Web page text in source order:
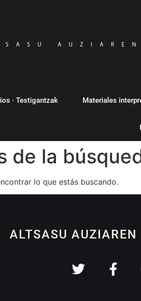
· Testigantzak Materiales
de la
lo que estás buscando.
ALTSASU